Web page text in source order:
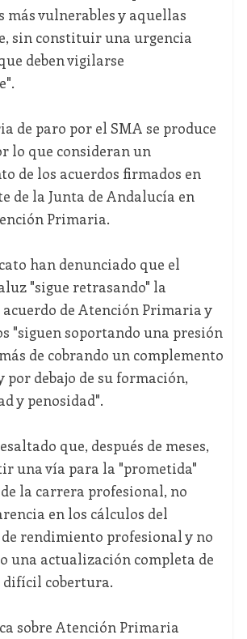
más vulnerables y aquellas
sin constituir una urgencia
deben vigilarse
de paro por el SMA se produce
lo que consideran un
de los acuerdos firmados en
de la Junta de Andalucía en
Primaria.
han denunciado que el
"sigue retrasando" la
de Atención Primaria y
"siguen soportando una presión
de cobrando un complemento
por debajo de su formación,
y penosidad".
que, después de meses,
una vía para la "prometida"
la carrera profesional, no
en los cálculos del
rendimiento profesional y no
una actualización completa de
difícil cobertura.
sobre Atención Primaria